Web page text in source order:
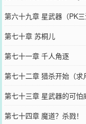
第六十九章 星武器（PK三
第七十章 苏桐儿
第七十一章 千人角逐
第七十二章 猎杀开始（求
第七十三章 星武器的可怕
第七十四章 魔道？杀戮！